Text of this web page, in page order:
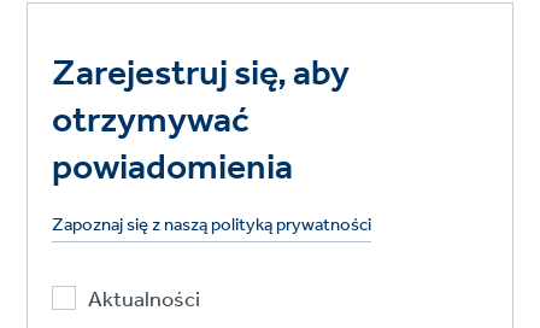
Zarejestruj się, aby
otrzymywać
powiadomienia
Zapoznaj się z naszą polityką prywatności
Aktualności